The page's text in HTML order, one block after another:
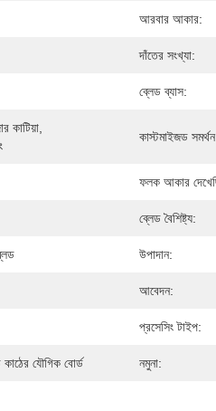
আরবার আকার:
দাঁতের সংখ্যা:
ব্লেড ব্যাস:
কাটিয়া,
কাস্টমাইজড
ফলক আকার
ব্লেড বৈশিষ্ট্য:
উপাদান:
আবেদন:
প্রসেসিং টাইপ:
যৌগিক বোর্ড নমুনা: